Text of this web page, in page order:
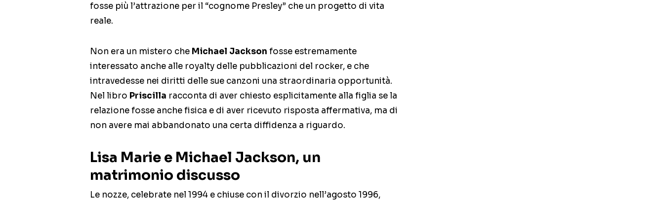
fosse più l’attrazione per il “cognome Presley” che un progetto di vita
reale.
Non era un mistero che Michael Jackson fosse estremamente
interessato anche alle royalty delle pubblicazioni del rocker, e che
intravedesse nei diritti delle sue canzoni una straordinaria opportunità.
Nel libro Priscilla racconta di aver chiesto esplicitamente alla figlia se la
relazione fosse anche fisica e di aver ricevuto risposta affermativa, ma di
non avere mai abbandonato una certa diffidenza a riguardo.
Lisa Marie e Michael Jackson, un
matrimonio discusso
Le nozze, celebrate nel 1994 e chiuse con il divorzio nell’agosto 1996,